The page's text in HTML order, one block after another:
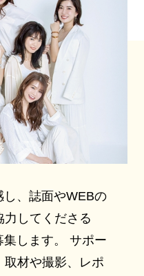
、誌面やWEBの
してくださる
します。 サポー
取材や撮影、レポ